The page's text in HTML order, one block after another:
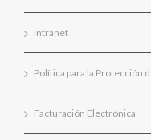
Intranet
Política para la Protección
Facturación Electrónica